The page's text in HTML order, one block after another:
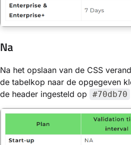
Na
Na het opslaan van de CSS
de tabelkop naar de opgegeven
de header ingesteld op
#70db70